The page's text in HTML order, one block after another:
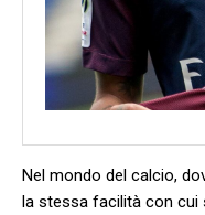
Nel mondo del calcio,
la stessa facilità con cui